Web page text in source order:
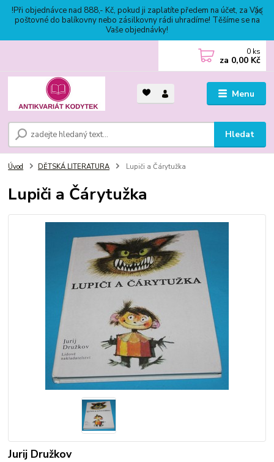
!Při objednávce nad 888,- Kč, pokud ji zaplatíte předem na účet, za Vás
poštovné do balíkovny nebo zásilkovny rádi uhradíme! Těšíme se na
Vaše objednávky!
Menu
Hledat
0 ks
za 0,00 Kč
Úvod DĚTSKÁ LITERATURA Lupiči a Čárytužka
Lupiči a Čárytužka
Jurij Družkov